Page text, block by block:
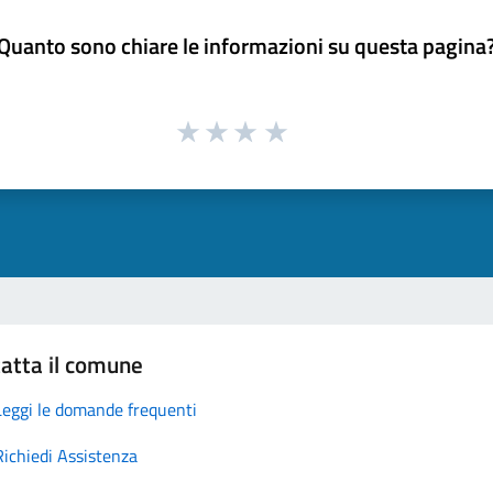
sono chiare le informazioni su questa
il comune
le domande frequenti
Assistenza